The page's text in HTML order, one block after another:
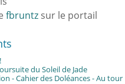
fbruntz sur le portail
du Soleil de Jade
- Cahier des Doléances - Au tour